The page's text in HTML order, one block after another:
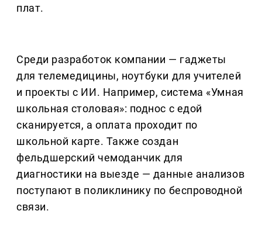
плат.
Среди разработок компании — гаджеты
для телемедицины, ноутбуки для учителей
и проекты с ИИ. Например, система «Умная
школьная столовая»: поднос с едой
сканируется, а оплата проходит по
школьной карте. Также создан
фельдшерский чемоданчик для
диагностики на выезде — данные анализов
поступают в поликлинику по беспроводной
связи.